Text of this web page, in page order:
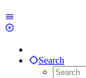
Search